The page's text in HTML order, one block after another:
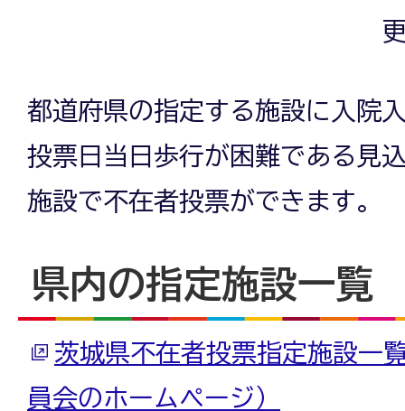
都道府県の指定する施設に入院
投票日当日歩行が困難である見
施設で不在者投票ができます。
県内の指定施設一覧
茨城県不在者投票指定施設一
員会のホームページ）